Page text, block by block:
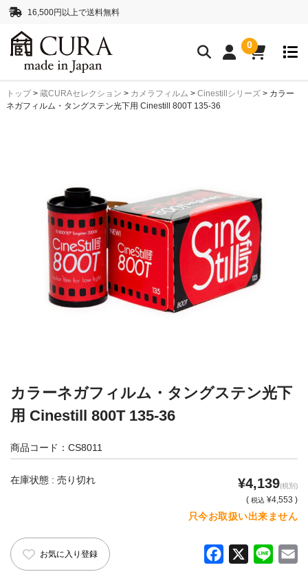
16,500円以上で送料無料
0
クリーニングアイテム
抗菌・消臭・防カビスプレー
カメラストラップ
ネックストラップ ハンドストラップ
正絹 真田紐ストラップ
シルクロープストラッ
プ”SHIMEKIRI”
リング・あて革
カメラフィルム カメラフィルムケース
カメラストラップ
トップ> 蔵CURAセレクション > カメラフィルム > Cinestillシリーズ> カラー
ネガフィルム・タングステン光下用 Cinestill 800T 135-36
カラーネガフィルム・タングステン光下
用 Cinestill 800T 135-36
商品コード：CS8011
在庫状態 : 売り切れ ¥4,139(税別)
(税込 ¥4,553 )
只今お取扱い出来ません
お気に入り登録 X